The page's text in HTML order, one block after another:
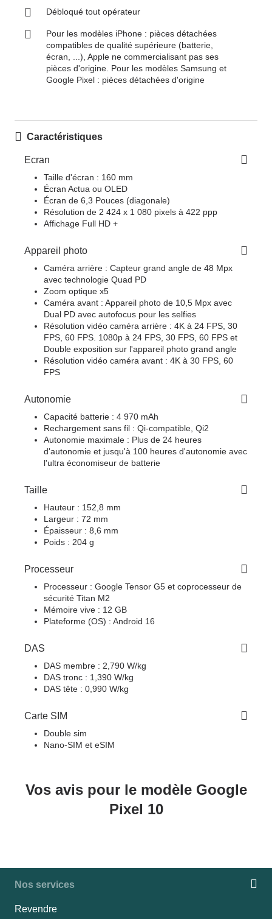
Débloqué tout opérateur
Pour les modèles iPhone : pièces détachées
compatibles de qualité supérieure (batterie,
écran, ...), Apple ne commercialisant pas ses
pièces d'origine. Pour les modèles Samsung et
Google Pixel : pièces détachées d'origine
Caractéristiques
Ecran
Taille d'écran : 160 mm
Écran Actua ou OLED
Écran de 6,3 Pouces (diagonale)
Résolution de 2 424 x 1 080 pixels à 422 ppp
Affichage Full HD +
Appareil photo
Caméra arrière : Capteur grand angle de 48 Mpx
avec technologie Quad PD
Zoom optique x5
Caméra avant : Appareil photo de 10,5 Mpx avec
Dual PD avec autofocus pour les selfies
Résolution vidéo caméra arrière : 4K à 24 FPS, 30
FPS, 60 FPS. 1080p à 24 FPS, 30 FPS, 60 FPS et
Double exposition sur l'appareil photo grand angle
Résolution vidéo caméra avant : 4K à 30 FPS, 60
FPS
Autonomie
Capacité batterie : 4 970 mAh
Rechargement sans fil : Qi-compatible, Qi2
Autonomie maximale : Plus de 24 heures
d'autonomie et jusqu'à 100 heures d'autonomie avec
l'ultra économiseur de batterie
Taille
Hauteur : 152,8 mm
Largeur : 72 mm
Épaisseur : 8,6 mm
Poids : 204 g
Processeur
Processeur : Google Tensor G5 et coprocesseur de
sécurité Titan M2
Mémoire vive : 12 GB
Plateforme (OS) : Android 16
DAS
DAS membre : 2,790 W/kg
DAS tronc : 1,390 W/kg
DAS tête : 0,990 W/kg
Carte SIM
Double sim
Nano-SIM et eSIM
Vos avis pour le modèle Google
Pixel 10
Nos services
Revendre